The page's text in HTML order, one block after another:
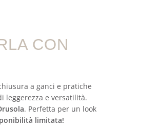
CON
a ganci e pratiche
leggerezza e versatilità.
. Perfetta per un look
limitata!